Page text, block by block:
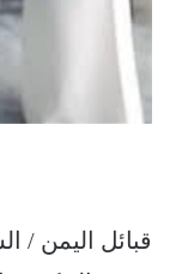
قبائل اليمن /